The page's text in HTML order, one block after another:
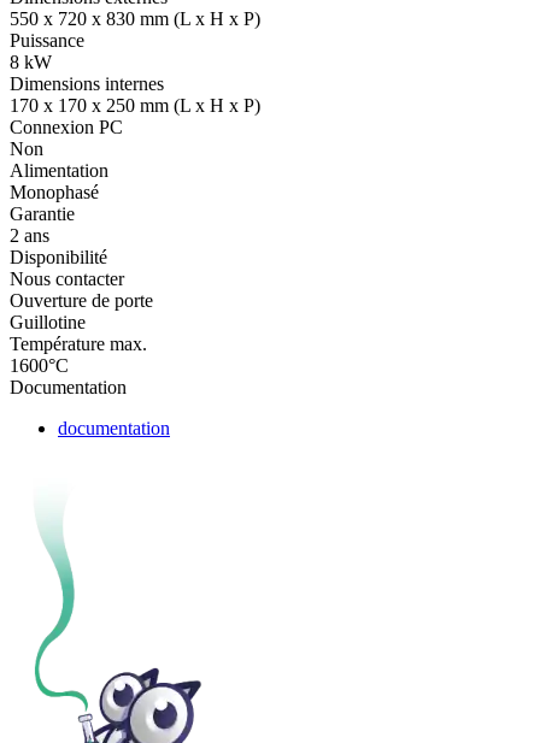
550 x 720 x 830 mm (L x H x P)
Puissance
8 kW
Dimensions internes
170 x 170 x 250 mm (L x H x P)
Connexion PC
Non
Alimentation
Monophasé
Garantie
2 ans
Disponibilité
Nous contacter
Ouverture de porte
Guillotine
Température max.
1600°C
Documentation
documentation